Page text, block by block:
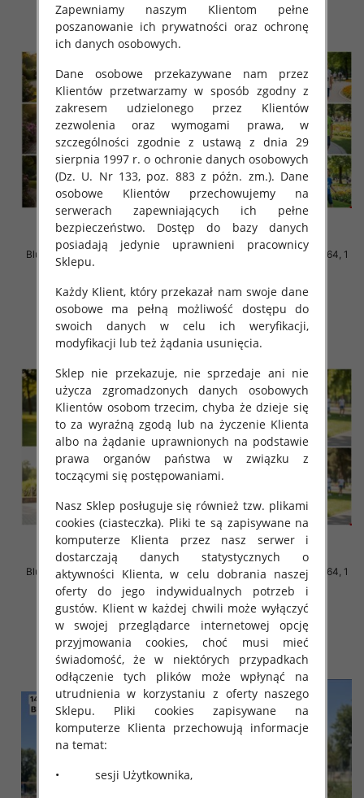
Bluzki chłopięce Roz 140-164, 1
kolor Paczka 5 szt
17.00 zł
szczegóły
Bluzki chłopięce Roz 140-164, 1
17.00 zł
szczegóły
Bluzki chłopięce Roz 140-164, 1
kolor Paczka 5 szt
16.00 zł
szczegóły
Bluzki chłopięce Roz 140-164, 1
kolor Paczka 5 szt
16.00 zł
szczegóły
Zapewniamy naszym Klientom pełne
poszanowanie ich prywatności oraz ochronę
ich danych osobowych.
Dane osobowe przekazywane nam przez
Klientów przetwarzamy w sposób zgodny z
zakresem udzielonego przez Klientów
zezwolenia oraz wymogami prawa, w
szczególności zgodnie z ustawą z dnia 29
sierpnia 1997 r. o ochronie danych osobowych
(Dz. U. Nr 133, poz. 883 z późn. zm.). Dane
osobowe Klientów przechowujemy na
serwerach zapewniających ich pełne
bezpieczeństwo. Dostęp do bazy danych
posiadają jedynie uprawnieni pracownicy
Sklepu.
Każdy Klient, który przekazał nam swoje dane
osobowe ma pełną możliwość dostępu do
swoich danych w celu ich weryfikacji,
modyfikacji lub też żądania usunięcia.
Sklep nie przekazuje, nie sprzedaje ani nie
użycza zgromadzonych danych osobowych
Klientów osobom trzecim, chyba że dzieje się
to za wyraźną zgodą lub na życzenie Klienta
albo na żądanie uprawnionych na podstawie
prawa organów państwa w związku z
toczącymi się postępowaniami.
Nasz Sklep posługuje się również tzw. plikami
cookies (ciasteczka). Pliki te są zapisywane na
komputerze Klienta przez nasz serwer i
dostarczają danych statystycznych o
aktywności Klienta, w celu dobrania naszej
oferty do jego indywidualnych potrzeb i
gustów. Klient w każdej chwili może wyłączyć
w swojej przeglądarce internetowej opcję
przyjmowania cookies, choć musi mieć
świadomość, że w niektórych przypadkach
odłączenie tych plików może wpłynąć na
utrudnienia w korzystaniu z oferty naszego
Sklepu. Pliki cookies zapisywane na
komputerze Klienta przechowują informacje
na temat:
• sesji Użytkownika,